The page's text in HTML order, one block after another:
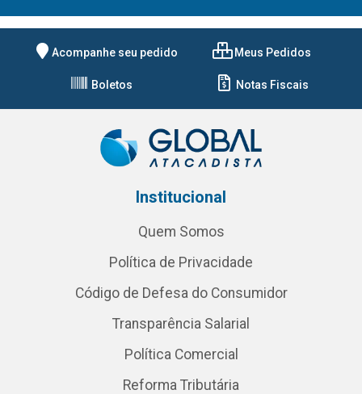
Acompanhe seu pedido Meus Pedidos
Boletos Notas Fiscais
Institucional
Quem Somos
Política de Privacidade
Código de Defesa do Consumidor
Transparência Salarial
Política Comercial
Reforma Tributária